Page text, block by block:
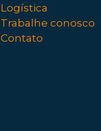
Logística
Trabalhe conosco
Contato